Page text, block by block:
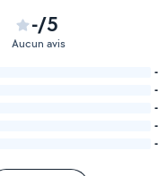
-/5
Aucun avis
-
-
-
-
-